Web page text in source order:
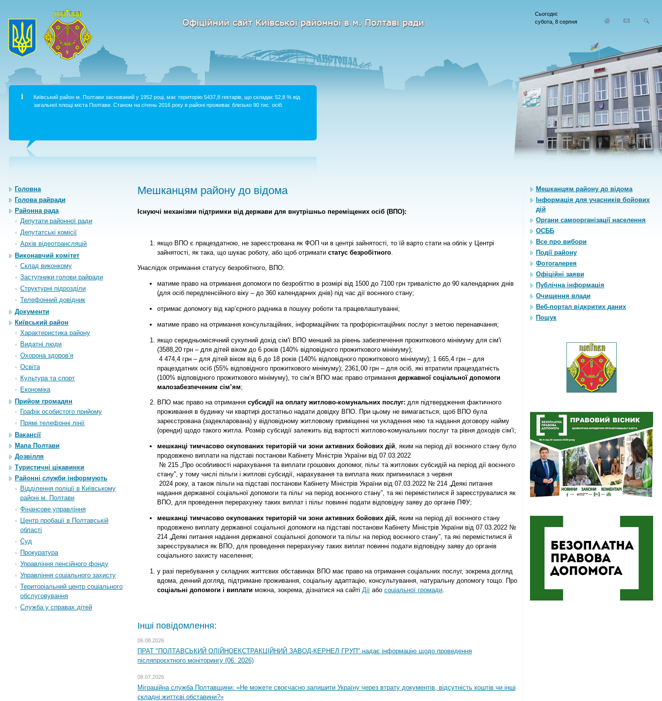
Київський район м. Полтави заснований у 1952 році, має територію 5437,8 гектарів, що складає 52,8 % від
загальної площі міста Полтави. Станом на січень 2016 року в районі проживає близько 90 тис. осіб.
Сьогодні:
субота, 8 серпня
Головна
Голова райради
Районна рада
Депутати районної ради
Депутатські комісії
Архiв вiдеотрансляцiй
Виконавчий комітет
Склад виконкому
Заступники голови райради
Структурні підрозділи
Телефонний довідник
Документи
Київський район
Характеристика району
Видатні люди
Охорона здоров’я
Освіта
Культура та спорт
Економіка
Прийом громадян
Графік особистого прийому
Прямі телефонні лінії
Вакансії
Мапа Полтави
Дозвілля
Туристичні цікавинки
Районні служби інформують
Відділення поліції в Київському
районі м. Полтави
Фінансове управління
Центр пробації в Полтавській
області
Суд
Прокуратура
Управління пенсійного фонду
Управління соціального захисту
Територіальний центр соціального
обслуговування
Служба у справах дітей
Мешканцям району до відома
Існуючі механізми підтримки від держави для внутрішньо переміщених осіб (ВПО):
якщо ВПО є працездатною, не зареєстрована як ФОП чи в центрі зайнятості, то їй варто стати на облік у Центрі
зайнятості, як така, що шукає роботу, або щоб отримати статус безробітного
Унаслідок отримання статусу безробітного, ВПО:
матиме право на отримання допомоги по безробіттю в розмірі від 1500 до 7100 грн тривалістю до 90 календарних днів
(для осіб передпенсійного віку – до 360 календарних днів) під час дії воєнного стану;
отримає допомогу від кар’єрного радника в пошуку роботи та працевлаштуванні;
матиме право на отримання консультаційних, інформаційних та профорієнтаційних послуг з метою перенавчання;
якщо середньомісячний сукупний дохід сім'ї ВПО менший за рівень забезпечення прожиткового мінімуму для сім'ї
(3588,20 грн – для дітей віком до 6 років (140% відповідного прожиткового мінімуму);
4 474,4 грн – для дітей віком від 6 до 18 років (140% відповідного прожиткового мінімуму); 1 665,4 грн – для
працездатних осіб (55% відповідного прожиткового мінімуму); 2361,00 грн – для осіб, які втратили працездатність
(100% відповідного прожиткового мінімуму), то сім’я ВПО має право отримання державної соціальної допомоги
малозабезпеченим сім’ям;
ВПО має право на отримання субсидії на оплату житлово-комунальних послуг: для підтвердження фактичного
проживання в будинку чи квартирі достатньо надати довідку ВПО. При цьому не вимагається, щоб ВПО була
зареєстрована (задекларована) у відповідному житловому приміщенні чи укладення нею та надання договору найму
(оренди) щодо такого житла. Розмір субсидії залежить від вартості житлово-комунальних послуг та рівня доходів сім'ї;
мешканці тимчасово окупованих територій чи зони активних бойових дій, яким на період дії воєнного стану було
продовжено виплати на підставі постанови Кабінету Міністрів України від 07.03.2022
№ 215 „Про особливості нарахування та виплати грошових допомог, пільг та житлових субсидій на період дії воєнного
стану”, у тому числі пільги і житлові субсидії, нарахування та виплата яких припинилася з червня
2024 року, а також пільги на підставі постанови Кабінету Міністрів України від 07.03.2022 № 214 „Деякі питання
надання державної соціальної допомоги та пільг на період воєнного стану”, та які перемістилися й зареєструвалися як
ВПО, для проведення перерахунку таких виплат і пільг повинні подати відповідну заяву до органів ПФУ;
мешканці тимчасово окупованих територій чи зони активних бойових дій, яким на період дії воєнного стану
продовжено виплату державної соціальної допомоги на підставі постанови Кабінету Міністрів України від 07 .03.2022 №
214 „ Деякі питання надання державної соціальної допомоги та пільг на період воєнного стану”, та які перемістилися й
зареєструвалися як ВПО, для проведення перерахунку таких виплат повинні подати відповідну заяву до органів
соціального захисту населення;
у разі перебування у складних життєвих обставинах ВПО має право на отримання соціальних послуг, зокрема догляд
вдома, денний догляд, підтримане проживання, соціальну адаптацію, консультування, натуральну допомогу тощо. Про
соціальні допомоги і виплати можна, зокрема, дізнатися на сайті Дії або соціальної громади
Інші повідомлення:
06.08.2026
ПРАТ "ПОЛТАВСЬКИЙ ОЛІЙНОЕКСТРАКЦІЙНИЙ ЗАВОД-КЕРНЕЛ ГРУП" надає інформацію щодо проведення
післяпроєктного моніторингу (06. 2026)
08.07.2026
Міграційна служба Полтавщини: «Не можете своєчасно залишити Україну через втрату документів, відсутність коштів чи інші
складні життєві обставини?»
Мешканцям району до відома
Інформація для учасників бойових
дій
Органи самоорганiзацiї населення
ОСББ
Все про вибори
Події району
Фотогалерея
Офіційні заяви
Публічна інформація
Очищення влади
Веб-портал відкритих даних
Пошук